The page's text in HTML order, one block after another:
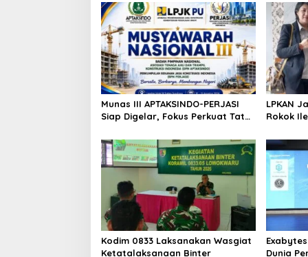
Munas III APTAKSINDO-PERJASI
Siap Digelar, Fokus Perkuat Tata
Kepemimpinan
LPKAN
Rokok
Petani
Kodim 0833 Laksanakan Wasgiat
Ketatalaksanaan Binter
Dunia